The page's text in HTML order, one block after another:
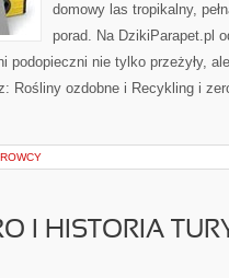
domowy las tropikalny,
porad. Na DzikiParapet.pl
podopieczni nie tylko przeżyły,
Rośliny ozdobne i Recykling i
I HISTORIA